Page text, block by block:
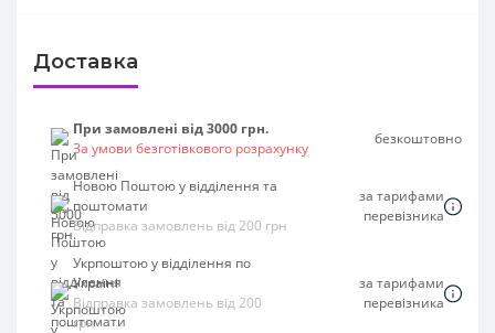
Доставка
При замовлені від 3000 грн.
За умови безготівкового розрахунку
безкоштовно
Новою Поштою у відділення та
поштомати
Відправка замовлень від 200 грн
за тарифами
перевізника
Укрпоштою у відділення по
Україні
Відправка замовлень від 200
грн
за тарифами
перевізника